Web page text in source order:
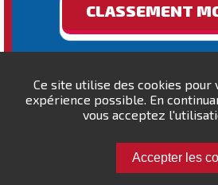
Ce site utilise des cookies
expérience possible. En
vous acceptez
Accepter les
CLASSEMENT